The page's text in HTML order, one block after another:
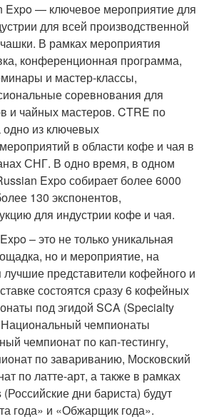
Expo — ключевое мероприятие для
для всей производственной
В рамках мероприятия
конференционная программа,
и мастер-классы,
соревнования для
и чайных мастеров. CTRE по
одно из ключевых
в области кофе и чая в
СНГ. В одно время, в одном
Expo собирает более 6000
130 экспонентов,
для индустрии кофе и чая.
– это не только уникальная
но и мероприятие, на
представители кофейного и
состоятся сразу 6 кофейных
под эгидой SCA (Specialty
чемпионаты
чемпионат по кап-тестингу,
по завариванию, Московский
по латте-арт, а также в рамках
дни бариста) будут
года» и «Обжарщик года».